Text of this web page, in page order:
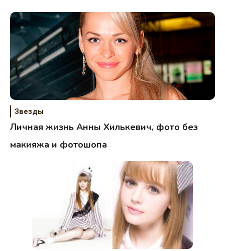
Звезды
Личная жизнь Анны Хилькевич, фото без
макияжа и фотошопа